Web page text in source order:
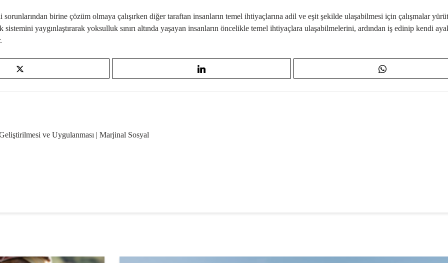
birine çözüm olmaya çalışırken diğer taraftan insanların temel ihtiyaçlarına adil ve eşit şekilde ulaşabilmesi için çalışmalar
yaygınlaştırarak yoksulluk sınırı altında yaşayan insanların öncelikle temel ihtiyaçlara ulaşabilmelerini, ardından iş edinip kendi
ve Uygulanması | Marjinal Sosyal